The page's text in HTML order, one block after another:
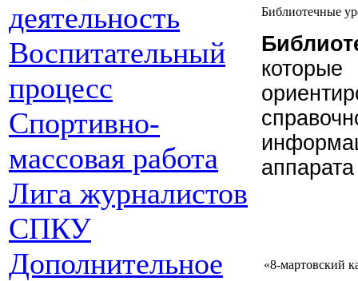
деятельность
Воспитательный
процесс
Спортивно-
массовая работа
Лига журналистов
СПКУ
Дополнительное
Библиотечные
«8-мартовский